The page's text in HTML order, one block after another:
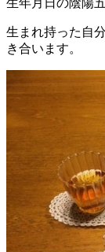
生まれ持った自
き合います。